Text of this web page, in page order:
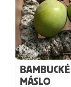
BAMBUCKÉ
MÁSLO